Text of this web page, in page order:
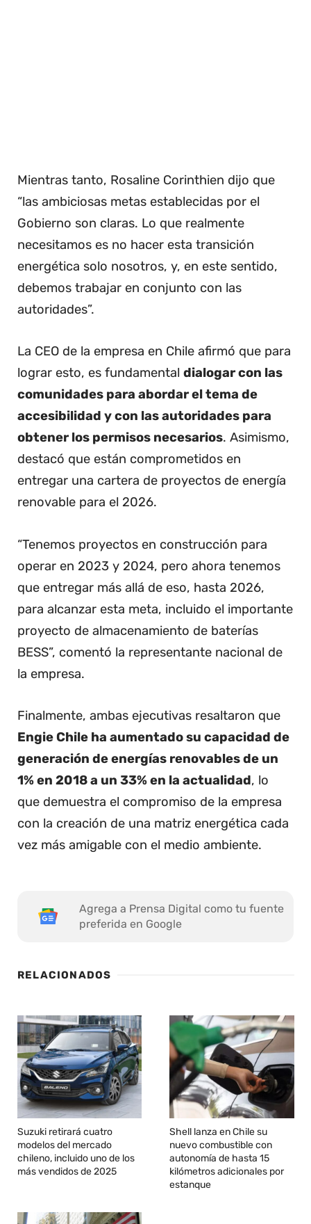
Mientras tanto, Rosaline Corinthien dijo que
“las ambiciosas metas establecidas por el
Gobierno son claras. Lo que realmente
necesitamos es no hacer esta transición
energética solo nosotros, y, en este sentido,
debemos trabajar en conjunto con las
autoridades”.
La CEO de la empresa en Chile afirmó que para
lograr esto, es fundamental dialogar con las
comunidades para abordar el tema de
accesibilidad y con las autoridades para
obtener los permisos necesarios. Asimismo,
destacó que están comprometidos en
entregar una cartera de proyectos de energía
renovable para el 2026.
“Tenemos proyectos en construcción para
operar en 2023 y 2024, pero ahora tenemos
que entregar más allá de eso, hasta 2026,
para alcanzar esta meta, incluido el importante
proyecto de almacenamiento de baterías
BESS”, comentó la representante nacional de
la empresa.
Finalmente, ambas ejecutivas resaltaron que
Engie Chile ha aumentado su capacidad de
generación de energías renovables de un
1% en 2018 a un 33% en la actualidad, lo
que demuestra el compromiso de la empresa
con la creación de una matriz energética cada
vez más amigable con el medio ambiente.
Agrega a Prensa Digital como tu fuente
preferida en Google
RELACIONADOS
Suzuki retirará cuatro
modelos del mercado
chileno, incluido uno de los
más vendidos de 2025
Shell lanza en Chile su
nuevo combustible con
autonomía de hasta 15
kilómetros adicionales por
estanque